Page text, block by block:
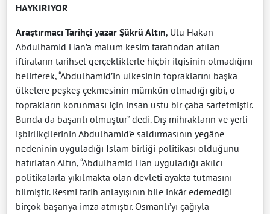
HAYKIRIYOR
Araştırmacı Tarihçi yazar Şükrü Altın, Ulu Hakan
Abdülhamid Han’a malum kesim tarafından atılan
iftiraların tarihsel gerçekliklerle hiçbir ilgisinin olmadığını
belirterek, “Abdülhamid’in ülkesinin topraklarını başka
ülkelere peşkeş çekmesinin mümkün olmadığı gibi, o
toprakların korunması için insan üstü bir çaba sarfetmiştir.
Bunda da başarılı olmuştur” dedi. Dış mihrakların ve yerli
işbirlikçilerinin Abdülhamid’e saldırmasının yegâne
nedeninin uyguladığı İslam birliği politikası olduğunu
hatırlatan Altın, “Abdülhamid Han uyguladığı akılcı
politikalarla yıkılmakta olan devleti ayakta tutmasını
bilmiştir. Resmi tarih anlayışının bile inkâr edemediği
birçok başarıya imza atmıştır. Osmanlı’yı çağıyla